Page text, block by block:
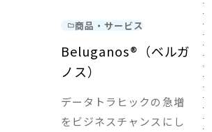
商品・サービス
Beluganos®（ベルガ
ノス）
データトラヒックの急増
をビジネスチャンスにし